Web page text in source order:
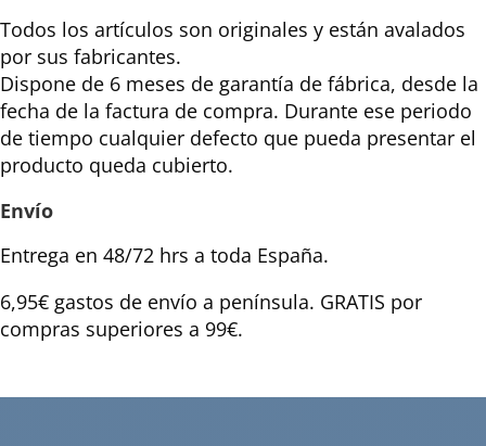
Todos los artículos son originales y están avalados
por sus fabricantes.
Dispone de 6 meses de garantía de fábrica, desde la
fecha de la factura de compra. Durante ese periodo
de tiempo cualquier defecto que pueda presentar el
producto queda cubierto.
Envío
Entrega en 48/72 hrs a toda España.
6,95€ gastos de envío a península. GRATIS por
compras superiores a 99€.